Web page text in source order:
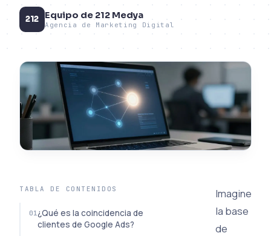
212 Equipo de 212 Medya
Agencia de Marketing Digital
TABLA DE CONTENIDOS
¿Qué es la coincidencia de
clientes de Google Ads?
Imagine
la base
de